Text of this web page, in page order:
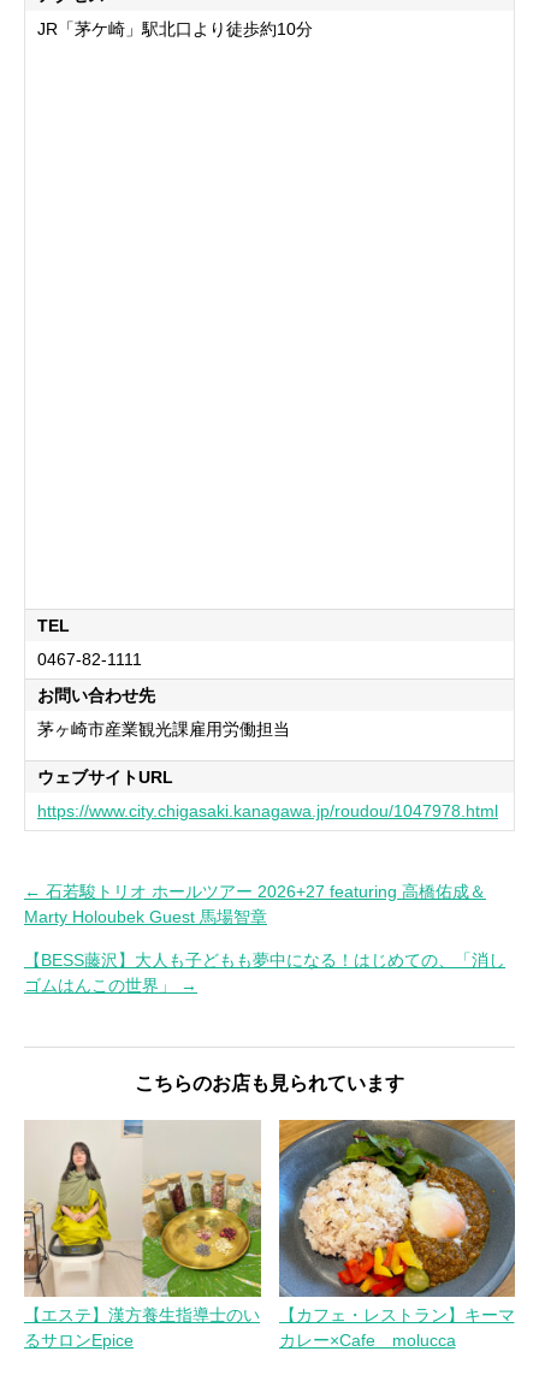
JR「茅ケ崎」駅北口より徒歩約10分
TEL
0467-82-1111
お問い合わせ先
茅ヶ崎市産業観光課雇用労働担当
ウェブサイトURL
https://www.city.chigasaki.kanagawa.jp/roudou/1047978.html
投
稿
ナ
ゲ
← 石若駿トリオ ホールツアー 2026+27 featuring 高橋佑成＆
Marty Holoubek Guest 馬場智章
【BESS藤沢】大人も子どもも夢中になる！はじめての、「消し
ゴムはんこの世界」 →
こちらのお店も見られています
【エステ】漢方養生指導士のい
るサロンEpice
【カフェ・レストラン】キーマ
カレー×Cafe molucca